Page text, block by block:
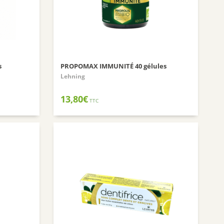
SANTE VERTE
ARKOPHARMA
PHYTO SUD
MUSC INTIME
PILEGE
PROPOMAX IMMUNITÉ 40 gélules
Lehning
13,80€ TTC